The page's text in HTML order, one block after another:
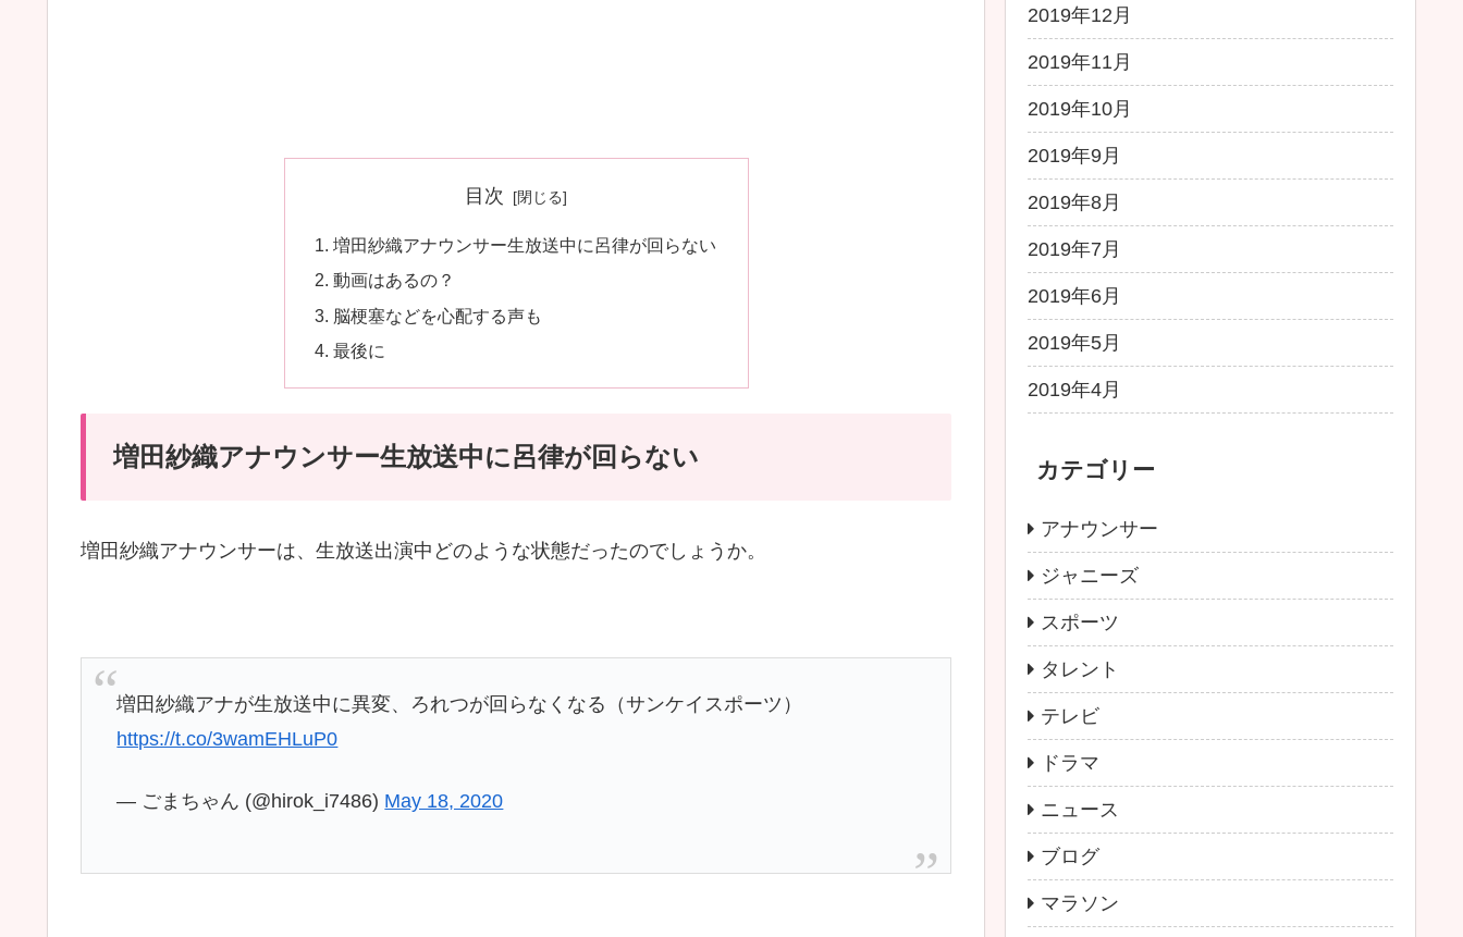
目次
増田紗織アナウンサー生放送中に呂律が回らない
動画はあるの？
脳梗塞などを心配する声も
最後に
増田紗織アナウンサー生放送中に呂律が回らない
増田紗織アナウンサーは、生放送出演中どのような状態だったのでしょうか。
増田紗織アナが生放送中に異変、ろれつが回らなくなる（サンケイスポーツ）
https://t.co/3wamEHLuP0
— ごまちゃん (@hirok_i7486) May 18, 2020
2019年12月
2019年11月
2019年10月
2019年9月
2019年8月
2019年7月
2019年6月
2019年5月
2019年4月
カテゴリー
アナウンサー
ジャニーズ
スポーツ
タレント
テレビ
ドラマ
ニュース
ブログ
マラソン